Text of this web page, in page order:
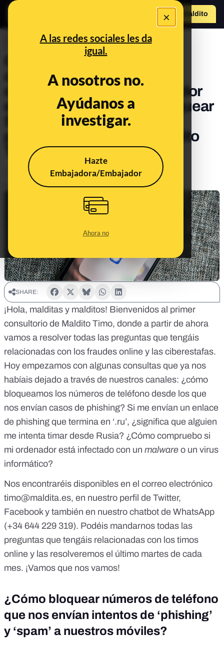
×
A las redes sociales les da
igual.
A nosotros no.
Ayúdanos a
investigar.
Hazte
Embajadora/Embajador
Ahora no
Hazte Maldito
Origen de páginas web de
casos de ‘phishing’, cómo
detectar si nuestro ordenador
está infectado y cómo bloquear
SMS fraudulentos: llega el
primer consultorio de Maldito
Timo
Tecnología
Publicado elJun 21, 2022, 8:13:00 AM
SHARE:
¡Hola, malditas y malditos! Bienvenidos al primer
consultorio de Maldito Timo, donde a partir de ahora
vamos a resolver todas las preguntas que tengáis
relacionadas con los fraudes online y las ciberestafas.
Hoy empezamos con algunas consultas que ya nos
habíais dejado a través de nuestros canales: ¿cómo
bloqueamos los números de teléfono desde los que
nos envían casos de phishing? Si me envían un enlace
de phishing que termina en ‘.ru’, ¿significa que alguien
me intenta timar desde Rusia? ¿Cómo compruebo si
mi ordenador está infectado con un malware o un virus
informático?
Nos encontraréis disponibles en el correo electrónico
timo@maldita.es, en nuestro perfil de Twitter,
Facebooky también en nuestro chatbot de WhatsApp
(+34 644 229 319). Podéis mandarnos todas las
preguntas que tengáis relacionadas con los timos
online y las resolveremos el último martes de cada
mes. ¡Vamos que nos vamos!
¿Cómo bloquear números de teléfono
que nos envían intentos de ‘phishing’
y ‘spam’ a nuestros móviles?